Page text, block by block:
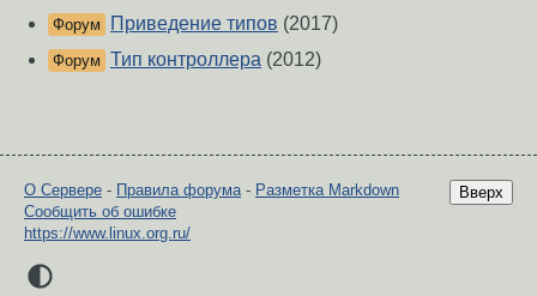
Форум Приведение типов (2017)
Форум Тип контроллера (2012)
Вверх
О Сервере - Правила форума- Разметка Markdown
Сообщить об ошибке
https://www.linux.org.ru/